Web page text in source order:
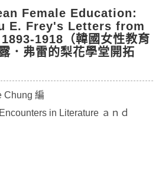
Female Education:
E. Frey's Letters from
1918（韓國女性教育
．弗雷的梨花學堂開拓
Chung 編
in Literature ａｎｄ